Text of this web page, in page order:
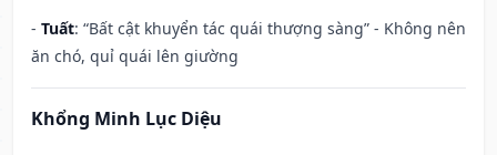
- Tuất: “Bất cật khuyển tác quái thượng sàng” - Không nên
ăn chó, quỉ quái lên giường
Khổng Minh Lục Diệu